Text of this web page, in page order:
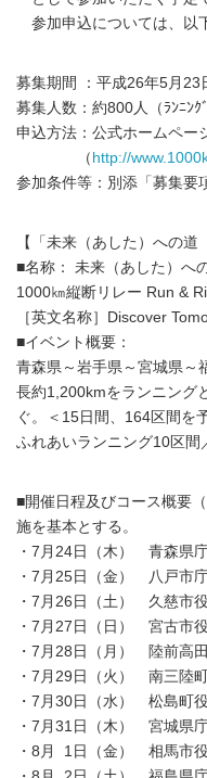
参加申込については、以
募集期間 ：平成26年5月23
募集人数：約800人（ﾗﾝﾆﾝｸ
申込方法：公式ホームペー
（ http://
参加条件等：別添「募集要
【「未来（あした）への
■名称： 未来（あした）へ
1000㎞縦断リレー Run &
［英文名称］Discover
■イベント概要：
青森県～岩手県～宮城県～
長約1,200kmをランニング
ぐ。＜15日間、164区間を
ふれあいランニング10区間
■開催日程及びコース概要
施を基本とする。
・7月24日（木） 青森県
・7月25日（金） 八戸市
・7月26日（土） 久慈市
・7月27日（日） 宮古市
・7月28日（月） 陸前高
・7月29日（火） 南三陸
・7月30日（水） 松島町
・7月31日（木） 宮城県
・8月 1日（金） 相馬市